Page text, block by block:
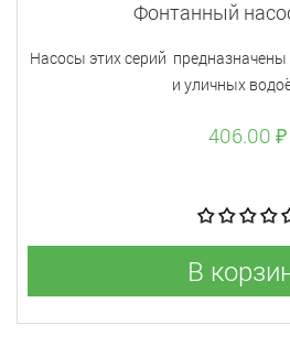
Фонтанный
Насосы этих серий
и уличных
406.00 ₽
В